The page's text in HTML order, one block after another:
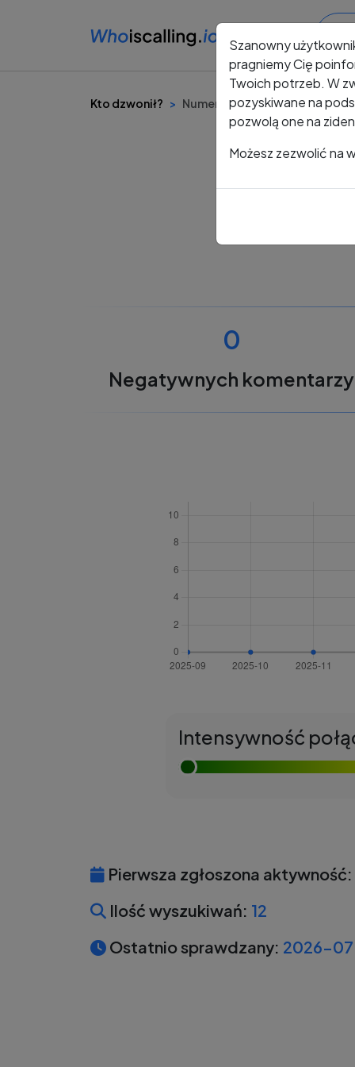
Kto dzwonił? Numer +48 577 292 455
0
Negatywnych komentarzy
Intensywność
Pierwsza zgłoszona aktywność:
Ilość wyszukiwań: 12
Ostatnio sprawdzany: 2026-
Szanowny
pragniemy Cię
Twoich potrzeb. W
pozyskiwane na
pozwolą one na
Możesz zezwolić na